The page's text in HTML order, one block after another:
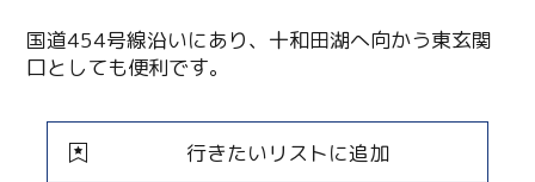
国道454号線沿いにあり、十和田湖へ向かう東玄関
口としても便利です。
行きたいリストに追加